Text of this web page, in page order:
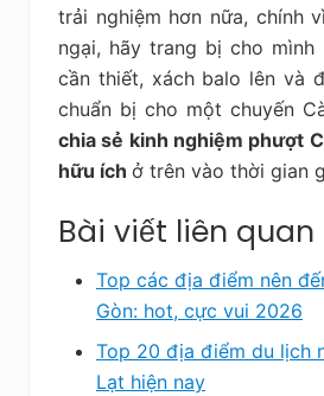
trải nghiệm hơn nữa, chính
ngại, hãy trang bị cho
cần thiết, xách balo lên và
chuẩn bị cho một chuyến
chia sẻ kinh nghiệm phượt
hữu ích ở trên vào thời gian
Bài viết liên quan
Top các địa điểm nên
Gòn: hot, cực vui 2026
Top 20 địa điểm du lịch
Lạt hiện nay